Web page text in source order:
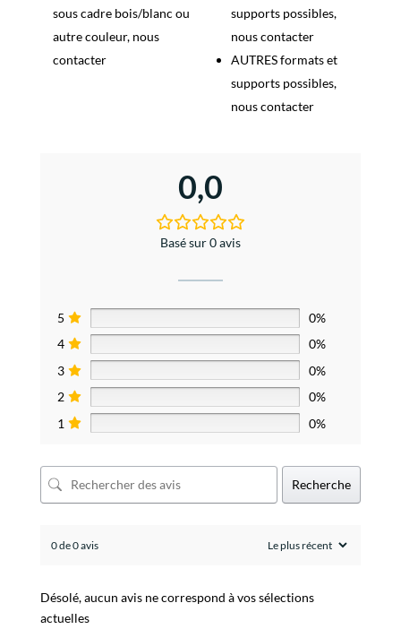
Normande
sous cadre bois/blanc ou
autre couleur, nous
contacter
supports possibles,
nous contacter
AUTRES formats et
supports possibles,
nous contacter
0,0
Basé sur 0 avis
5
0%
4
0%
3
0%
2
0%
1
0%
Recherche
0 de 0 avis
Désolé, aucun avis ne correspond à vos sélections
actuelles